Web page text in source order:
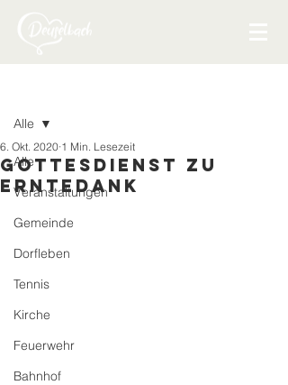
Alle
Veranstaltungen
Gemeinde
Dorfleben
Tennis
Kirche
Feuerwehr
Bahnhof
Alle
Gottesdienst zu
Erntedank
6. Okt. 2020 1 Min. Lesezeit